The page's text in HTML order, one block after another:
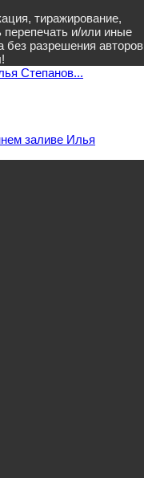
тиражирование,
перепечать и/или иные
без разрешения авторов
Степанов...
заливе Илья